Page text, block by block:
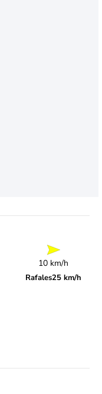
10 km/h
Rafales25 km/h